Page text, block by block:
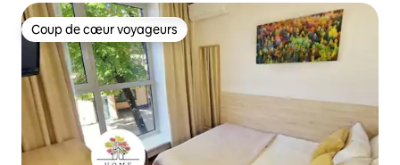
Coup de cœur voyageurs
Coup de cœur voyageurs